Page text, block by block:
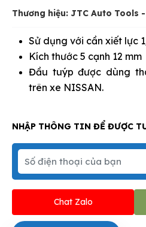
Thương hiệu: JTC Auto Tools
Sử dụng với cần xiết lực
Kích thước 5 cạnh 12 mm
Đầu tuýp được dùng
trên xe NISSAN.
NHẬP THÔNG TIN ĐỂ ĐƯỢC
Chat Zalo